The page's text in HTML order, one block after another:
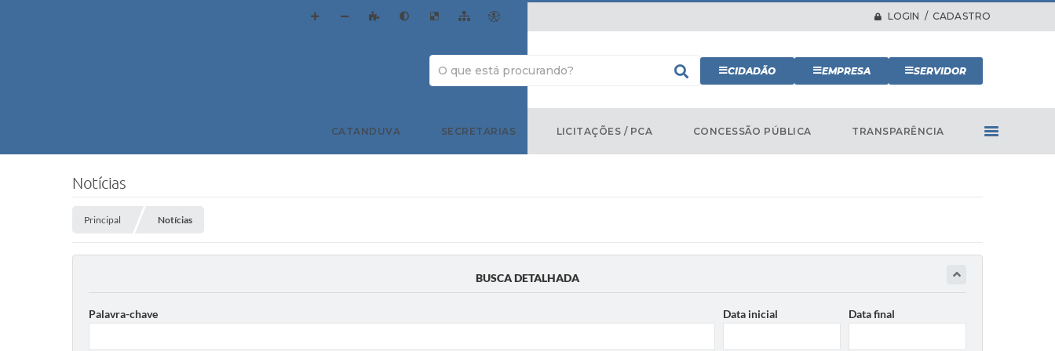
LOGIN / CADASTRO
CIDADÃO EMPRESA SERVIDOR
CATANDUVA SECRETARIAS LICITAÇÕES / PCA CONCESSÃO PÚBLICA TRANSPARÊNCIA
Notícias
Principal Notícias
BUSCA DETALHADA
Palavra-chave Data inicial Data final